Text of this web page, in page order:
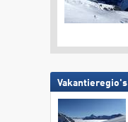
Vakantieregio's